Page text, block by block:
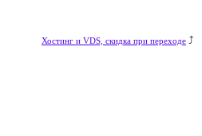
Хостинг и VDS, скидка при переходе ⤴